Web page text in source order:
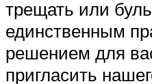
трещать или
единственным
решением для
пригласить